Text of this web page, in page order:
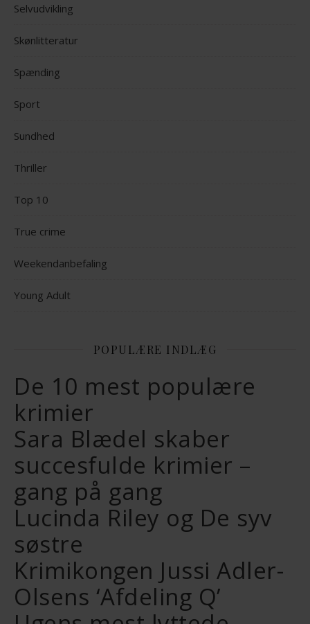
Selvudvikling
Skønlitteratur
Spænding
Sport
Sundhed
Thriller
Top 10
True crime
Weekendanbefaling
Young Adult
POPULÆRE INDLÆG
De 10 mest populære
krimier
Sara Blædel skaber
succesfulde krimier –
gang på gang
Lucinda Riley og De syv
søstre
Krimikongen Jussi Adler-
Olsens ‘Afdeling Q’